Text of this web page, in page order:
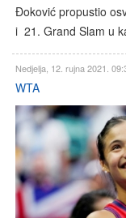
Đoković propustio
i 21. Grand Slam u
Nedjelja, 12. rujna 2021.
WTA